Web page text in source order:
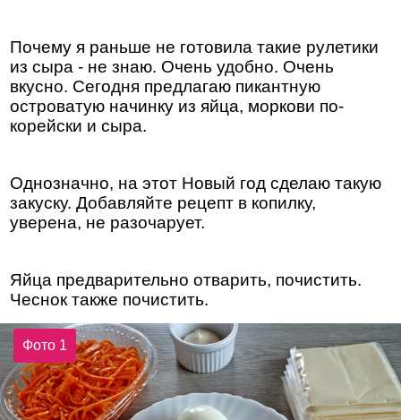
Почему я раньше не готовила такие рулетики
из сыра - не знаю. Очень удобно. Очень
вкусно. Сегодня предлагаю пикантную
островатую начинку из яйца, моркови по-
корейски и сыра.
Однозначно, на этот Новый год сделаю такую
закуску. Добавляйте рецепт в копилку,
уверена, не разочарует.
Яйца предварительно отварить, почистить.
Чеснок также почистить.
Фото 1